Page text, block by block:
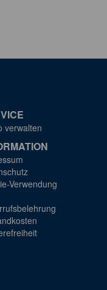
verwalten
Verwendung